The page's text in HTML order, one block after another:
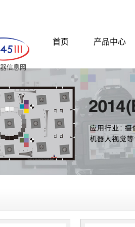
信息网
首页 产品中心